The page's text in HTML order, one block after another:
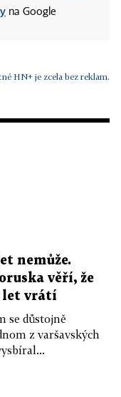
na Google
HN+ je zcela bez reklam.
nemůže.
věří, že
let vrátí
se důstojně
z varšavských